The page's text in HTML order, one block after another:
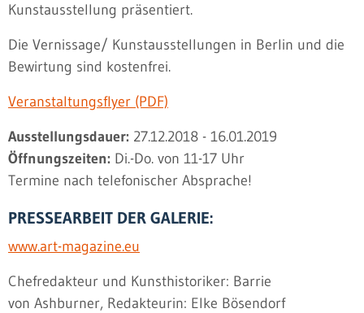
Kunstausstellung präsentiert.
Die Vernissage/ Kunstausstellungen in Berlin und die
Bewirtung sind kostenfrei.
Veranstaltungsflyer (PDF)
Ausstellungsdauer: 27.12.2018 - 16.01.2019
Öffnungszeiten: Di.-Do. von 11-17 Uhr
Termine nach telefonischer Absprache!
PRESSEARBEIT DER GALERIE:
www.art-magazine.eu
Chefredakteur und Kunsthistoriker: Barrie
von Ashburner, Redakteurin: Elke Bösendorf